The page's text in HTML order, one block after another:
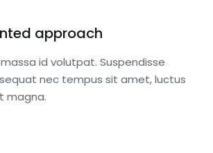
approach
id volutpat. Suspendisse
nec tempus sit amet, luctus
magna.